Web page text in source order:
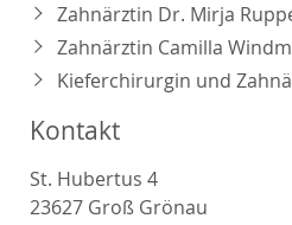
Zahnärztin Dr. Mirja
Zahnärztin Camilla
Kieferchirurgin und
Kontakt
St. Hubertus 4
23627 Groß Grönau